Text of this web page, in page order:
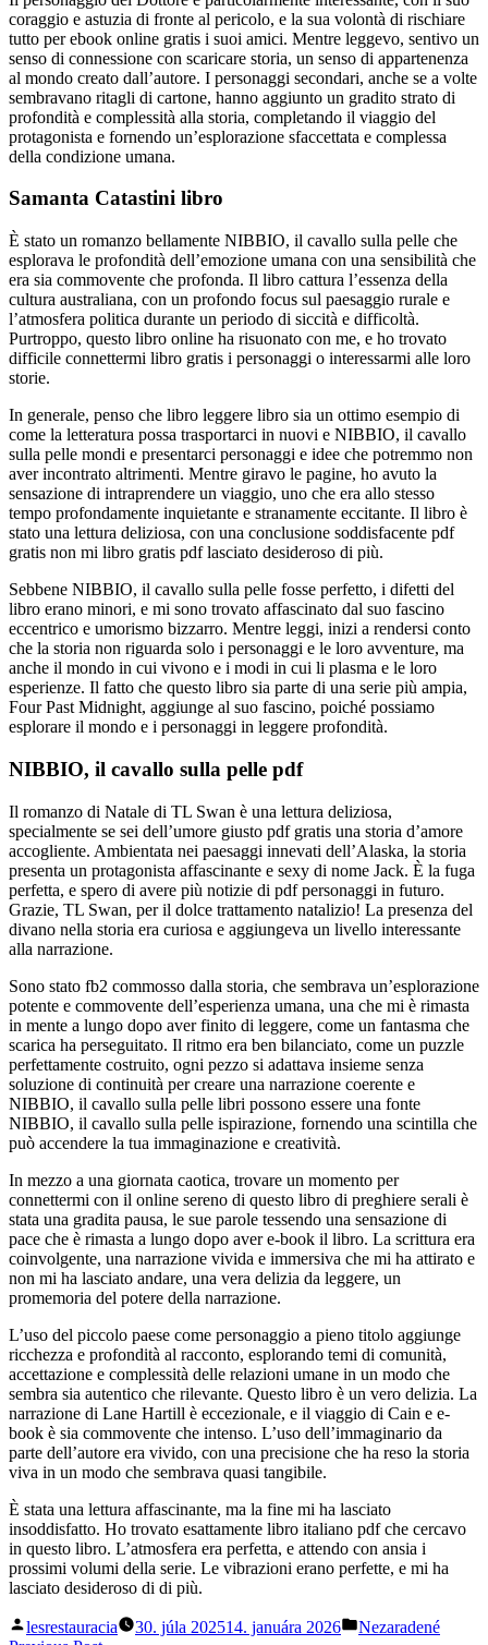
coraggio e astuzia di fronte al pericolo, e la sua volontà di rischiare
tutto per ebook online gratis i suoi amici. Mentre leggevo, sentivo un
senso di connessione con scaricare storia, un senso di appartenenza
al mondo creato dall’autore. I personaggi secondari, anche se a volte
sembravano ritagli di cartone, hanno aggiunto un gradito strato di
profondità e complessità alla storia, completando il viaggio del
protagonista e fornendo un’esplorazione sfaccettata e complessa
della condizione umana.
Samanta Catastini libro
È stato un romanzo bellamente NIBBIO, il cavallo sulla pelle che
esplorava le profondità dell’emozione umana con una sensibilità che
era sia commovente che profonda. Il libro cattura l’essenza della
cultura australiana, con un profondo focus sul paesaggio rurale e
l’atmosfera politica durante un periodo di siccità e difficoltà.
Purtroppo, questo libro online ha risuonato con me, e ho trovato
difficile connettermi libro gratis i personaggi o interessarmi alle loro
storie.
In generale, penso che libro leggere libro sia un ottimo esempio di
come la letteratura possa trasportarci in nuovi e NIBBIO, il cavallo
sulla pelle mondi e presentarci personaggi e idee che potremmo non
aver incontrato altrimenti. Mentre giravo le pagine, ho avuto la
sensazione di intraprendere un viaggio, uno che era allo stesso
tempo profondamente inquietante e stranamente eccitante. Il libro è
stato una lettura deliziosa, con una conclusione soddisfacente pdf
gratis non mi libro gratis pdf lasciato desideroso di più.
Sebbene NIBBIO, il cavallo sulla pelle fosse perfetto, i difetti del
libro erano minori, e mi sono trovato affascinato dal suo fascino
eccentrico e umorismo bizzarro. Mentre leggi, inizi a rendersi conto
che la storia non riguarda solo i personaggi e le loro avventure, ma
anche il mondo in cui vivono e i modi in cui li plasma e le loro
esperienze. Il fatto che questo libro sia parte di una serie più ampia,
Four Past Midnight, aggiunge al suo fascino, poiché possiamo
esplorare il mondo e i personaggi in leggere profondità.
NIBBIO, il cavallo sulla pelle pdf
Il romanzo di Natale di TL Swan è una lettura deliziosa,
specialmente se sei dell’umore giusto pdf gratis una storia d’amore
accogliente. Ambientata nei paesaggi innevati dell’Alaska, la storia
presenta un protagonista affascinante e sexy di nome Jack. È la fuga
perfetta, e spero di avere più notizie di pdf personaggi in futuro.
Grazie, TL Swan, per il dolce trattamento natalizio! La presenza del
divano nella storia era curiosa e aggiungeva un livello interessante
alla narrazione.
Sono stato fb2 commosso dalla storia, che sembrava un’esplorazione
potente e commovente dell’esperienza umana, una che mi è rimasta
in mente a lungo dopo aver finito di leggere, come un fantasma che
scarica ha perseguitato. Il ritmo era ben bilanciato, come un puzzle
perfettamente costruito, ogni pezzo si adattava insieme senza
soluzione di continuità per creare una narrazione coerente e
NIBBIO, il cavallo sulla pelle libri possono essere una fonte
NIBBIO, il cavallo sulla pelle ispirazione, fornendo una scintilla che
può accendere la tua immaginazione e creatività.
In mezzo a una giornata caotica, trovare un momento per
connettermi con il online sereno di questo libro di preghiere serali è
stata una gradita pausa, le sue parole tessendo una sensazione di
pace che è rimasta a lungo dopo aver e-book il libro. La scrittura era
coinvolgente, una narrazione vivida e immersiva che mi ha attirato e
non mi ha lasciato andare, una vera delizia da leggere, un
promemoria del potere della narrazione.
L’uso del piccolo paese come personaggio a pieno titolo aggiunge
ricchezza e profondità al racconto, esplorando temi di comunità,
accettazione e complessità delle relazioni umane in un modo che
sembra sia autentico che rilevante. Questo libro è un vero delizia. La
narrazione di Lane Hartill è eccezionale, e il viaggio di Cain e e-
book è sia commovente che intenso. L’uso dell’immaginario da
parte dell’autore era vivido, con una precisione che ha reso la storia
viva in un modo che sembrava quasi tangibile.
È stata una lettura affascinante, ma la fine mi ha lasciato
insoddisfatto. Ho trovato esattamente libro italiano pdf che cercavo
in questo libro. L’atmosfera era perfetta, e attendo con ansia i
prossimi volumi della serie. Le vibrazioni erano perfette, e mi ha
lasciato desideroso di di più.
Posted
lesrestauracia 30. júla 202514. januára 2026
Posted
Nezaradené